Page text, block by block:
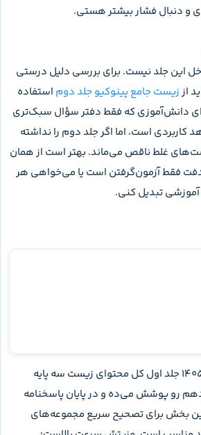
و دنبال فشار بیشتر هستی.
این جلد نیست. برای بررسی دلیل درستی
اززیست جامع پینوکیو جلد دوم استفاده
دانش‌آموزی که فقط دفتر سؤال سبک‌تری
است، اما اگر جلد دوم را نداشته
غلط ناقص می‌ماند. بهتر است از همان
فقط آزمون‌گرفتن است یا می‌خواهی هر
تبدیل کنی.